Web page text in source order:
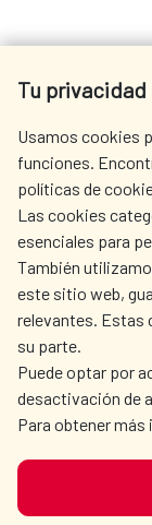
Tu
Usamos cookies
funciones.
políticas de
Las cookies
esenciales para
También
este sitio web,
relevantes. Estas
su parte.
Puede optar por
desactivación de
Para obtener